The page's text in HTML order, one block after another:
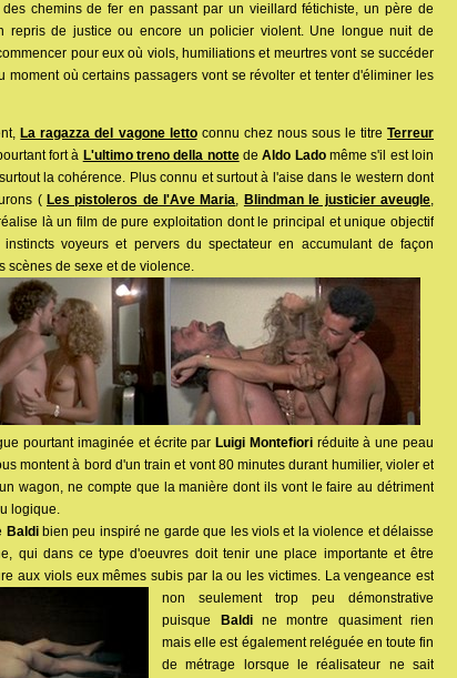
chemins de fer en passant par un vieillard fétichiste, un père de
repris de justice ou encore un policier violent. Une longue nuit de
pour eux où viols, humiliations et meurtres vont se succéder
moment où certains passagers vont se révolter et tenter d'éliminer les
La ragazza del vagone lettoconnu chez nous sous le titre Terreur
fort à L'ultimo treno della nottedeAldo Ladomême s'il est loin
la cohérence. Plus connu et surtout à l'aise dans le western dont
( Les pistoleros de l'Ave Maria, Blindman le justicier aveugle,
là un film de pure exploitation dont le principal et unique objectif
voyeurs et pervers du spectateur en accumulant de façon
scènes de sexe et de violence.
pourtant imaginée et écrite par Luigi Montefioriréduite à une peau
montent à bord d'un train et vont 80 minutes durant humilier, violer et
wagon, ne compte que la manière dont ils vont le faire au détriment
logique.
Baldibien peu inspiré ne garde que les viols et la violence et délaisse
qui dans ce type d'oeuvres doit tenir une place importante et être
aux viols eux mêmes subis par la ou les victimes. La vengeance est
nonseulement trop peu démonstrative
puisque
Baldine montre quasiment rien
mais elle est également reléguée en toute fin
de métrage lorsque le réalisateur ne sait